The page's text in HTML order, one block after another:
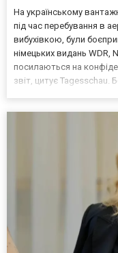
На українському
під час перебування в
вибухівкою, були
німецьких видань WDR,
посилаються на
звіт, цитує Tagesschau.